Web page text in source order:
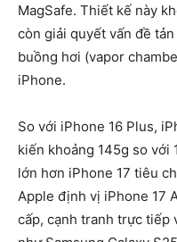
MagSafe. Thiết kế này
còn giải quyết vấn đề
buồng hơi (vapor
iPhone.
So với iPhone 16 Plus,
kiến khoảng 145g so với
lớn hơn iPhone 17 tiêu
Apple định vị iPhone 17
cấp, cạnh tranh trực tiếp